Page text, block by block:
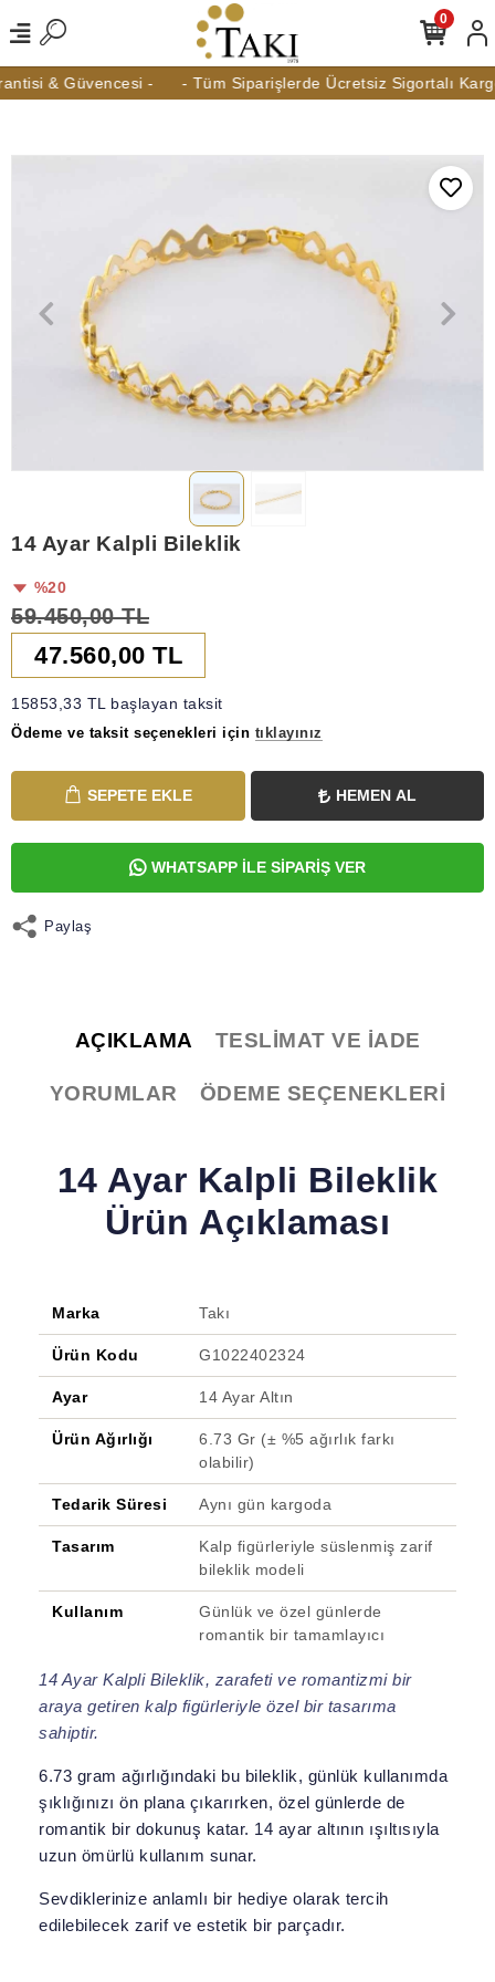
& Güvencesi - - Tüm Siparişlerde Ücretsiz Sigortalı Kargo
0
14 Ayar Kalpli Bileklik
%20
59.450,00 TL
47.560,00 TL
15853,33 TL başlayan taksit
Ödeme ve taksit seçenekleri için tıklayınız
SEPETE EKLE HEMEN AL
WHATSAPP İLE SİPARİŞ VER
Paylaş
AÇIKLAMA TESLIMAT VE İADE
YORUMLAR ÖDEME SEÇENEKLERI
14 Ayar Kalpli Bileklik
Ürün Açıklaması
Marka Takı
Ürün Kodu G1022402324
Ayar 14 Ayar Altın
Ürün Ağırlığı
6.73 Gr (± %5 ağırlık farkı
olabilir)
Tedarik Süresi Aynı gün kargoda
Tasarım
Kalp figürleriyle süslenmiş zarif
bileklik modeli
Kullanım
Günlük ve özel günlerde
romantik bir tamamlayıcı
14 Ayar Kalpli Bileklik, zarafeti ve romantizmi bir
araya getiren kalp figürleriyle özel bir tasarıma
sahiptir.
6.73 gram ağırlığındaki bu bileklik, günlük kullanımda
şıklığınızı ön plana çıkarırken, özel günlerde de
romantik bir dokunuş katar. 14 ayar altının ışıltısıyla
uzun ömürlü kullanım sunar.
Sevdiklerinize anlamlı bir hediye olarak tercih
edilebilecek zarif ve estetik bir parçadır.